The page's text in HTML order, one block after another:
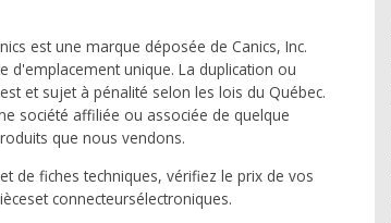
est une marque déposée de Canics, Inc.
d'emplacement unique. La duplication ou
et sujet à pénalité selon les lois du Québec.
société affiliée ou associée de quelque
que nous vendons.
de fiches techniques, vérifiez le prix de vos
connecteursélectroniques.